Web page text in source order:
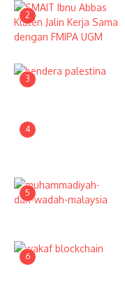
2
3
4
5
6